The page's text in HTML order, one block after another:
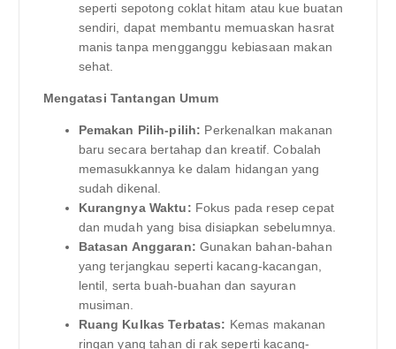
seperti sepotong coklat hitam atau kue buatan
sendiri, dapat membantu memuaskan hasrat
manis tanpa mengganggu kebiasaan makan
sehat.
Mengatasi Tantangan Umum
Pemakan Pilih-pilih: Perkenalkan makanan
baru secara bertahap dan kreatif. Cobalah
memasukkannya ke dalam hidangan yang
sudah dikenal.
Kurangnya Waktu: Fokus pada resep cepat
dan mudah yang bisa disiapkan sebelumnya.
Batasan Anggaran: Gunakan bahan-bahan
yang terjangkau seperti kacang-kacangan,
lentil, serta buah-buahan dan sayuran
musiman.
Ruang Kulkas Terbatas: Kemas makanan
ringan yang tahan di rak seperti kacang-